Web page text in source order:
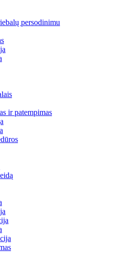
persodinimu
ir patempimas